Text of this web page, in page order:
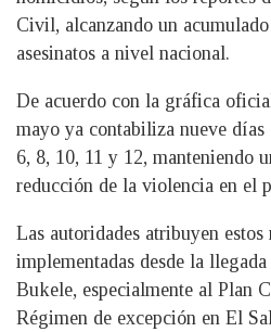
Civil, alcanzando un
asesinatos a nivel nacional.
De acuerdo con la gráfica
mayo ya contabiliza nueve
6, 8, 10, 11 y 12, manteniendo
reducción de la violencia en el
Las autoridades atribuyen estos
implementadas desde la
Bukele, especialmente al Plan
Régimen de excepción en El